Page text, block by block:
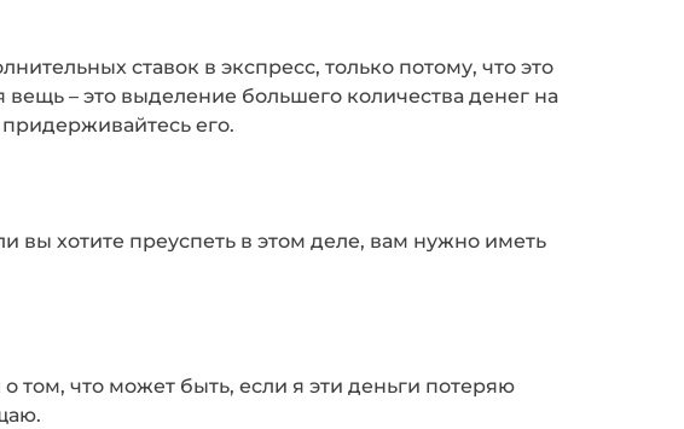
ставок в экспресс, только потому, что это
– это выделение большего количества денег на
его.
вы хотите преуспеть в этом деле, вам нужно иметь
том, что может быть, если я эти деньги потеряю